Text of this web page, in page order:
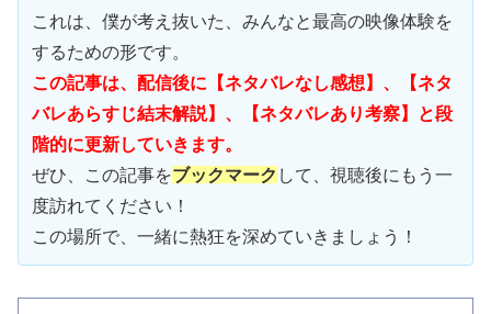
これは、僕が考え抜いた、みんなと最高の映像体験を
するための形です。
この記事は、配信後に【ネタバレなし感想】、【ネタ
バレあらすじ結末解説】、【ネタバレあり考察】と段
階的に更新していきます。
ぜひ、この記事をブックマーク して、視聴後にもう一
度訪れてください！
この場所で、一緒に熱狂を深めていきましょう！